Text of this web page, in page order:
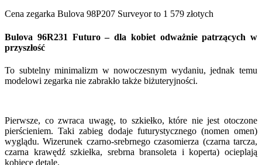
Cena zegarka Bulova 98P207 Surveyor to 1 579 złotych
Bulova 96R231 Futuro – dla kobiet odważnie patrzących w
przyszłość
To subtelny minimalizm w nowoczesnym wydaniu, jednak temu
modelowi zegarka nie zabrakło także biżuteryjności.
Pierwsze, co zwraca uwagę, to szkiełko, które nie jest otoczone
pierścieniem. Taki zabieg dodaje futurystycznego (nomen omen)
wyglądu. Wizerunek czarno-srebrnego czasomierza (czarna tarcza,
czarna krawędź szkiełka, srebrna bransoleta i koperta) ocieplają
kobiece detale.